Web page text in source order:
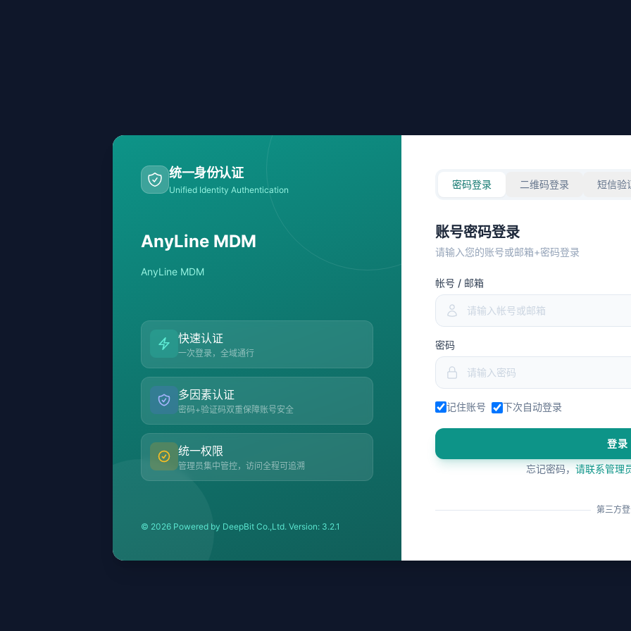
统一身份认证
Unified Identity Authentication
AnyLine MDM
AnyLine MDM
快速认证
一次登录，全域通行
多因素认证
密码+验证码双重保障账号安全
统一权限
管理员集中管控，访问全程可追溯
© 2026 Powered by DeepBit Co.,Ltd. Version: 3.2.1
密码登录 二维码登录 短信验
账号密码登录
请输入您的账号或邮箱+密码登录
帐号 / 邮箱
密码
记住账号 下次自动登录
登录
忘记密码， 请联系管理
第三方